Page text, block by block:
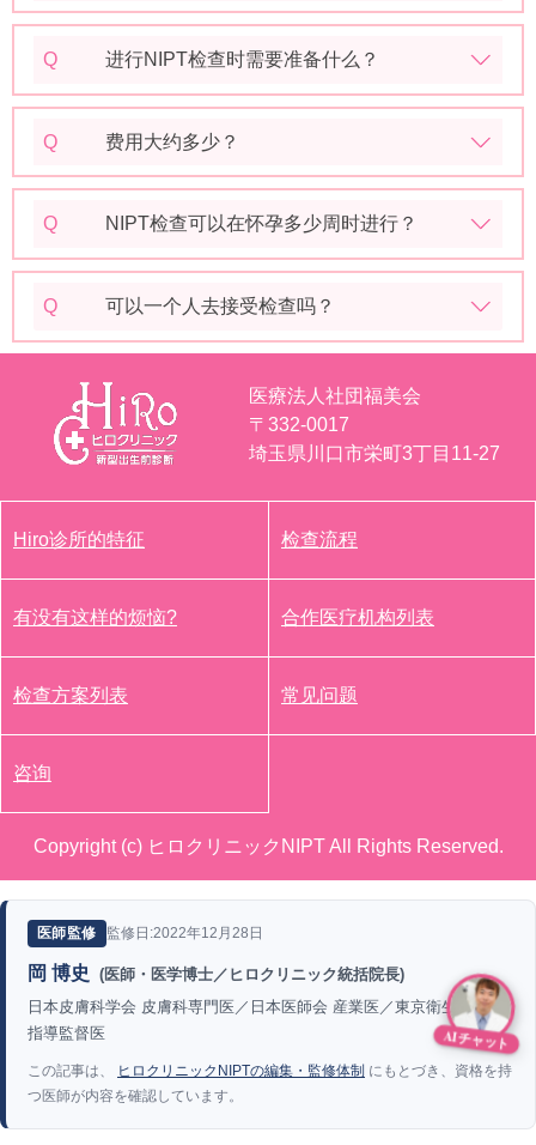
Q 进行NIPT检查时需要准备什么？
Q 费用大约多少？
Q NIPT检查可以在怀孕多少周时进行？
Q 可以一个人去接受检查吗？
医療法人社団福美会
〒332-0017
埼玉県川口市栄町3丁目11-27
Hiro诊所的特征 检查流程
有没有这样的烦恼? 合作医疗机构列表
检查方案列表 常见问题
咨询
Copyright (c) ヒロクリニックNIPT All Rights Reserved.
医師監修 監修日:2022年12月28日
岡 博史
(医師・医学博士／ヒロクリニック統括院長)
日本皮膚科学会 皮膚科専門医／日本医師会 産業医／東京衛生検査所
指導監督医
この記事は、 ヒロクリニックNIPTの編集・監修体制 にもとづき、資格を持
つ医師が内容を確認しています。
AIチャット